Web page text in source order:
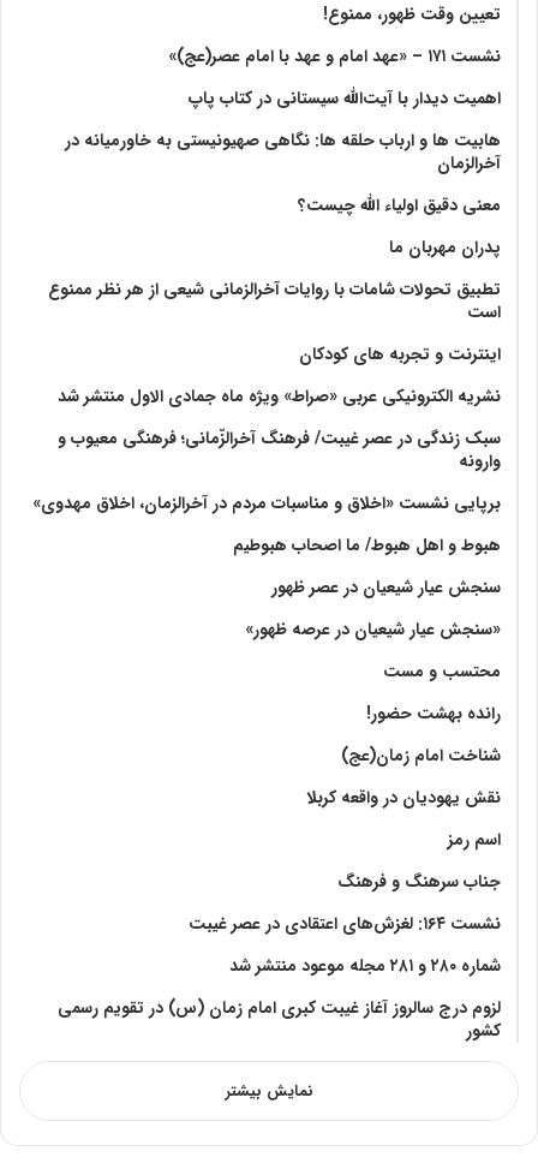
تعیین وقت ظهور، ممنوع!
نشست ۱۷۱ – «عهد امام و عهد با امام عصر(عج)»
اهمیت دیدار با آیت‌الله سیستانی در کتاب پاپ
هابیت ها و ارباب حلقه ها: نگاهی صهیونیستی به خاورمیانه در
آخرالزمان
معنی دقیق اولیاء الله چیست؟
پدران مهربان ما
تطبیق تحولات شامات با روایات آخرالزمانی شیعی از هر نظر ممنوع
است
اینترنت و تجربه های کودکان
نشریه الکترونیکی عربی «صراط» ویژه ماه جمادی الاول منتشر شد
سبک زندگی در عصر غیبت/ فرهنگ آخرالزّمانی؛ فرهنگی معیوب و
وارونه
برپایی نشست «اخلاق و مناسبات مردم در آخرالزمان، اخلاق مهدوی»
هبوط و اهل هبوط/ ما اصحاب هبوطیم
سنجش عیار شیعیان در عصر ظهور
«سنجش عیار شیعیان در عرصه ظهور»
محتسب و مست
رانده بهشت‌ حضور!
شناخت امام زمان(عج)
نقش یهودیان در واقعه کربلا
اسم رمز
جناب سرهنگ و فرهنگ
نشست ۱۶۴: لغزش‌های اعتقادی در عصر غیبت
شماره ۲۸۰ و ۲۸۱ مجله موعود منتشر شد
لزوم درج سالروز آغاز غیبت کبری امام زمان (س) در تقویم رسمی
کشور
نمایش بیشتر